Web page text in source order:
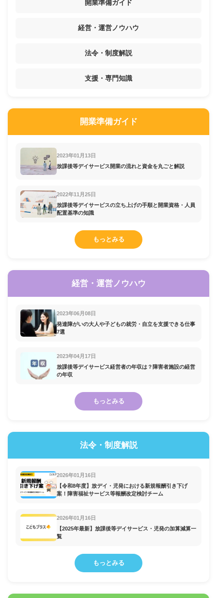
開業準備ガイド
経営・運営ノウハウ
法令・制度解説
支援・専門知識
開業準備ガイド
2023年01月13日
放課後等デイサービス開業の流れと資金を丸ごと解説
2022年11月25日
放課後等デイサービスの立ち上げの手順と開業資格・人員
配置基準の知識
もっとみる
経営・運営ノウハウ
2023年06月08日
発達障がいの大人や子どもの就労・自立を支援できる仕事
7選
2023年04月17日
放課後等デイサービス経営者の年収は？障害者施設の経営
の年収
もっとみる
法令・制度解説
2026年01月16日
【令和8年度】放デイ・児発における新規報酬引き下げ
案！障害福祉サービス等報酬改定検討チーム
2026年01月16日
【2025年最新】放課後等デイサービス・児発の加算減算一
覧
もっとみる